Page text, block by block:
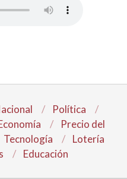
Política
Precio del
Tecnología
Lotería
Educación